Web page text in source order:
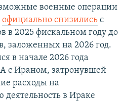
военные операции
официально снизились с
в 2025 фискальном году до
заложенных на 2026 год.
в начале 2026 года
с Ираном, затронувшей
расходы на
в Ираке